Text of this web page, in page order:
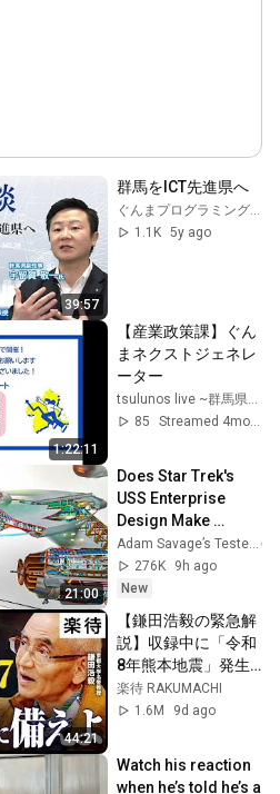
39:57
群馬をICT先進県へ
ぐんまプログラミングアワード
1.1K 5y ago
1:22:11
【産業政策課】ぐん
まネクストジェネレ
ーター
tsulunos live ~群馬県公式 臨時ch~
85
Streamed 4mo ago
21:00
Does Star Trek's
USS Enterprise
Design Make
Sense?
Adam Savage’s Tested
276K
9h ago
New
44:21
【鎌田浩毅の緊急解
説】収録中に「令和
8年熊本地震」発生…
10年前の地震は終わ
っていない？／南海
下型地震」増加に備
楽待 RAKUMACHI
1.6M
9d ago
Watch his reaction
when he’s told he’s a